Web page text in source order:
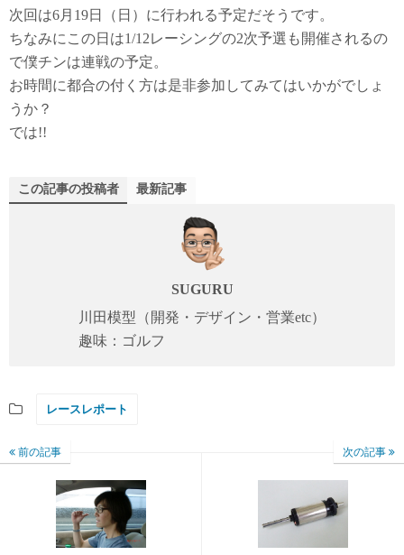
次回は6月19日（日）に行われる予定だそうです。
ちなみにこの日は1/12レーシングの2次予選も開催されるの
で僕チンは連戦の予定。
お時間に都合の付く方は是非参加してみてはいかがでしょ
うか？
では!!
この記事の投稿者 最新記事
SUGURU
川田模型（開発・デザイン・営業etc）
趣味：ゴルフ
レースレポート
前の記事 次の記事